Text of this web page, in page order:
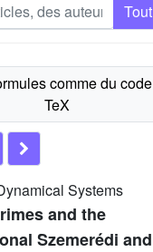
Tout
Systems
and the
Szemerédi and